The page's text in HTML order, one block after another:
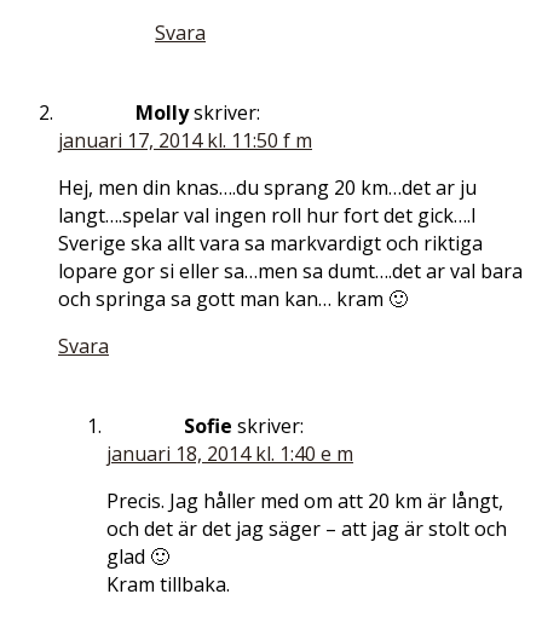
Svara
Mollyskriver:
januari 17, 2014 kl. 11:50 f m
Hej, men din knas….du sprang 20 km…det ar ju
langt….spelar val ingen roll hur fort det gick….I
Sverige ska allt vara sa markvardigt och riktiga
lopare gor si eller sa…men sa dumt….det ar val bara
och springa sa gott man kan… kram 🙂
Svara
Sofie skriver:
januari 18, 2014 kl. 1:40 e m
Precis. Jag håller med om att 20 km är långt,
och det är det jag säger – att jag är stolt och
glad 🙂
Kram tillbaka.